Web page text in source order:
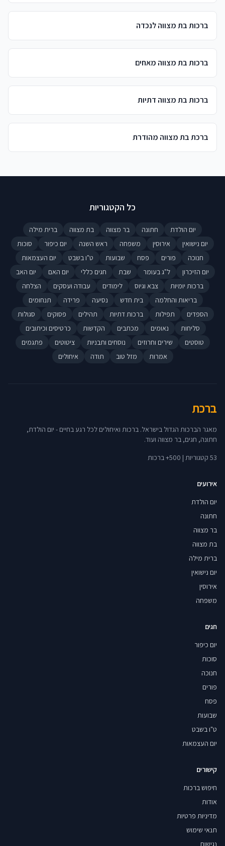
ברכות בת מצווה לנכדה
ברכות בת מצווה מאחים
ברכות בת מצווה דתיות
ברכת בת מצווה מהודרת
כל הקטגוריות
יום הולדת חתונה בר מצווה בת מצווה
ברית מילה
יום נישואין
אירוסין משפחה ראש השנה יום כיפור
סוכות
חנוכה
פורים פסח שבועות ט"ו בשבט
יום העצמאות
יום הזיכרון
ל"ג בעומר שבת חגים כללי יום האם
יום האב
ברכות יומיות
צבא וגיוס לימודים עבודה ועסקים
הצלחה
בריאות והחלמה
בית חדש נסיעה פרידה
תנחומים
הספדים
תפילות ברכות דתיות תהילים פסוקים
סגולות
סליחות
נאומים מכתבים הקדשות
כרטיסים וכיתובים
טוסטים
שירים וחרוזים נוסחים ותבניות ציטוטים
פתגמים
אמרות
מזל טוב תודה איחולים
ברכת
מאגר הברכות הגדול בישראל. ברכות ואיחולים לכל רגע בחיים - יום הולדת,
חתונה, חגים, בר מצווה ועוד.
53 קטגוריות | 500+ ברכות
אירועים
יום הולדת
חתונה
בר מצווה
בת מצווה
ברית מילה
יום נישואין
אירוסין
משפחה
חגים
יום כיפור
סוכות
חנוכה
פורים
פסח
שבועות
ט"ו בשבט
יום העצמאות
קישורים
חיפוש ברכות
אודות
מדיניות פרטיות
תנאי שימוש
נגישות